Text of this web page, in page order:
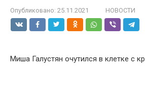
Опубликовано: 25.11.2021 НОВОСТИ
Миша Галустян очутился в клетке с